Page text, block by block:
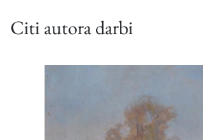
Citi autora darbi